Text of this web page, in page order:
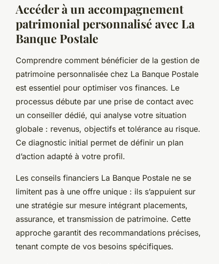
Accéder à un accompagnement
patrimonial personnalisé avec La
Banque Postale
Comprendre comment bénéficier de la gestion de
patrimoine personnalisée chez La Banque Postale
est essentiel pour optimiser vos finances. Le
processus débute par une prise de contact avec
un conseiller dédié, qui analyse votre situation
globale : revenus, objectifs et tolérance au risque.
Ce diagnostic initial permet de définir un plan
d’action adapté à votre profil.
Les conseils financiers La Banque Postale ne se
limitent pas à une offre unique : ils s’appuient sur
une stratégie sur mesure intégrant placements,
assurance, et transmission de patrimoine. Cette
approche garantit des recommandations précises,
tenant compte de vos besoins spécifiques.